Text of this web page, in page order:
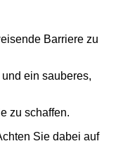
Barriere zu
ein sauberes,
zu schaffen.
Sie dabei auf